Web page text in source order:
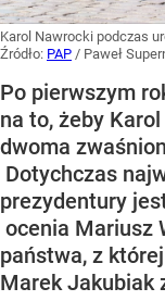
Karol Nawrocki podczas
Źródło: PAP / Paweł
Po pierwszym
na to, żeby
dwoma
Dotychczas
prezydentury
ocenia Mariusz
państwa, z
Marek Jakubiak